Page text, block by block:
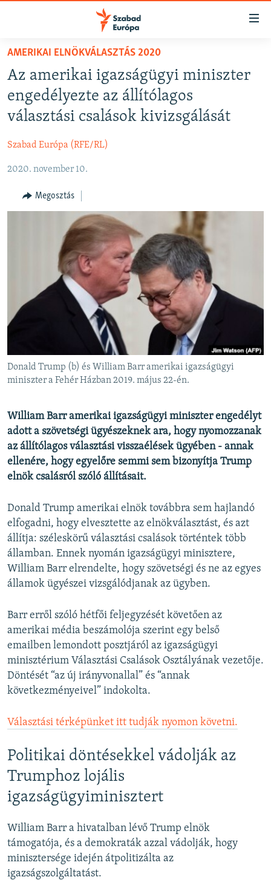
Akadálymentes
Ugrás
fő
oldalra
Ugrás
tartalomjegyzékre
NAPIRENDEN
AKTUÁLIS
PODCASTOK
ELEMZŐ
NER15
SZABADON
DEMOKRÁCIA
A PÉNZ NYOMÁBAN
EURÓPAI UNIÓ
VILÁG
KLÍMAVÁLTOZÁS
A MÚLT TANULSÁGAI
KÖVESSEN MINKET!
Valamennyi RFE/RL weboldal
AMERIKAI ELNÖKVÁLASZTÁS 2020
Az amerikai igazságügyi miniszter
engedélyezte az állítólagos
választási csalások kivizsgálását
Szabad Európa (RFE/RL)
2020. november 10.
Megosztás
Donald Trump (b) és William Barr amerikai igazságügyi
miniszter a Fehér Házban 2019. május 22-én.
William Barr amerikai igazságügyi miniszter engedélyt
adott a szövetségi ügyészeknek ara, hogy nyomozzanak
az állítólagos választási visszaélések ügyében - annak
ellenére, hogy egyelőre semmi sem bizonyítja Trump
elnök csalásról szóló állításait.
Donald Trump amerikai elnök továbbra sem hajlandó
elfogadni, hogy elvesztette az elnökválasztást, és azt
állítja: széleskörű választási csalások történtek több
államban. Ennek nyomán igazságügyi minisztere,
William Barr elrendelte, hogy szövetségi és ne az egyes
államok ügyészei vizsgálódjanak az ügyben.
Barr erről szóló hétfői feljegyzését követően az
amerikai média beszámolója szerint egy belső
emailben lemondott posztjáról az igazságügyi
minisztérium Választási Csalások Osztályának vezetője.
Döntését “az új irányvonallal” és “annak
következményeivel” indokolta.
Választási térképünket itt tudják nyomon követni.
Politikai döntésekkel vádolják az
Trumphoz lojális
igazságügyiminisztert
William Barr a hivatalban lévő Trump elnök
támogatója, és a demokraták azzal vádolják, hogy
minisztersége idején átpolitizálta az
igazságszolgáltatást.